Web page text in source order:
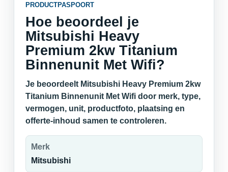
PRODUCTPASPOORT
Hoe beoordeel je
Mitsubishi Heavy
Premium 2kw Titanium
Binnenunit Met Wifi?
Je beoordeelt Mitsubishi Heavy Premium 2kw
Titanium Binnenunit Met Wifi door merk, type,
vermogen, unit, productfoto, plaatsing en
offerte-inhoud samen te controleren.
Merk
Mitsubishi